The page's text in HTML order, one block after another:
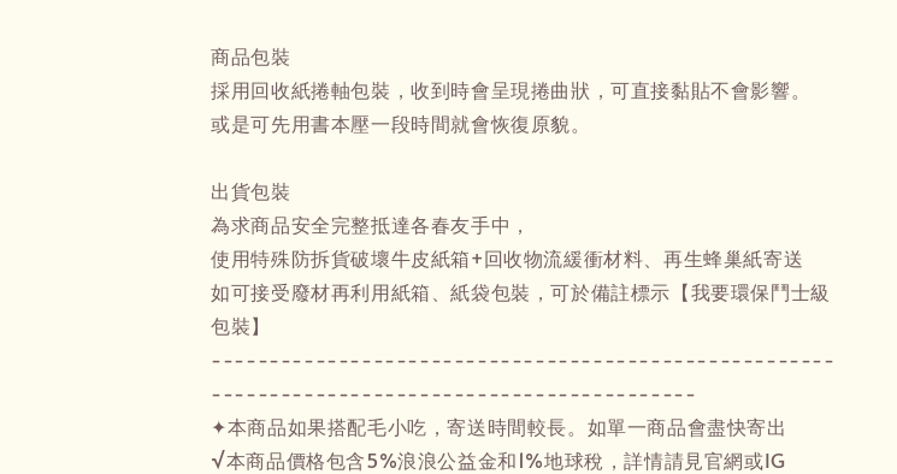
商品包裝
採用回收紙捲軸包裝，收到時會呈現捲曲狀，可直接黏貼不會影響。
或是可先用書本壓一段時間就會恢復原貌。
出貨包裝
為求商品安全完整抵達各春友手中，
使用特殊防拆貨破壞牛皮紙箱+回收物流緩衝材料、再生蜂巢紙寄送
如可接受廢材再利用紙箱、紙袋包裝，可於備註標示【我要環保鬥士級
包裝】
------------------------------------------------------
------------------------------------------
✦本商品如果搭配毛小吃，寄送時間較長。如單一商品會盡快寄出
√本商品價格包含5%浪浪公益金和1%地球稅，詳情請見官網或IG